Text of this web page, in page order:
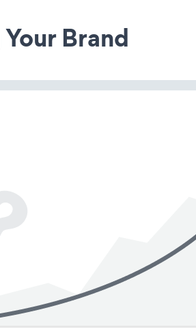
Brand